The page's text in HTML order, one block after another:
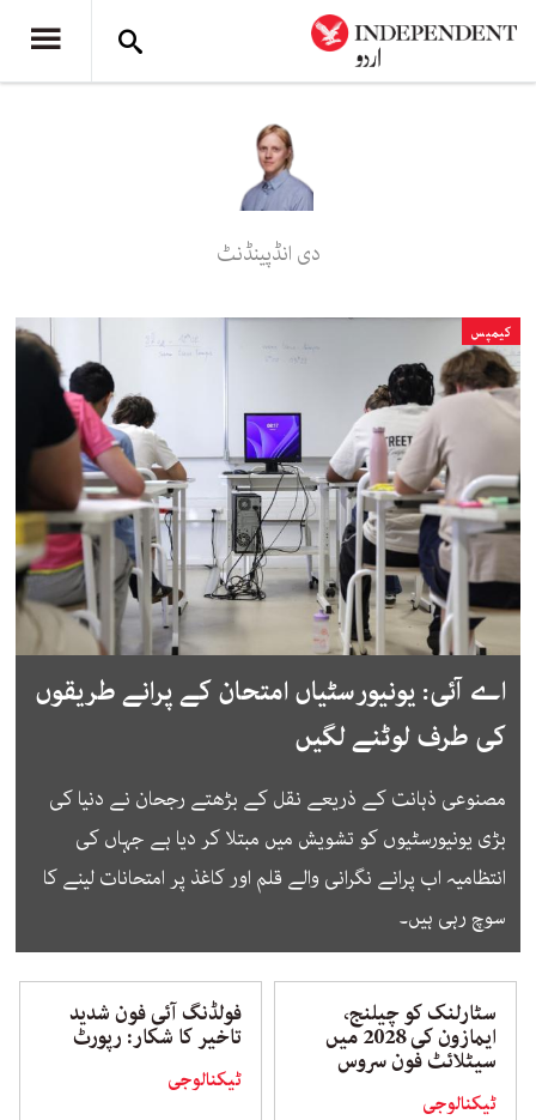
دی انڈپینڈنٹ
کیمپس
اے آئی: یونیورسٹیاں امتحان کے پرانے طریقوں
کی طرف لوٹنے لگیں
مصنوعی ذہانت کے ذریعے نقل کے بڑھتے رجحان نے دنیا کی
بڑی یونیورسٹیوں کو تشویش میں مبتلا کر دیا ہے جہاں کی
انتظامیہ اب پرانے نگرانی والے قلم اور کاغذ پر امتحانات لینے کا
سوچ رہی ہیں۔
سٹارلنک کو چیلنج،
ایمازون کی 2028 میں
سیٹلائٹ فون سروس
ٹیکنالوجی
فولڈنگ آئی فون شدید
تاخیر کا شکار: رپورٹ
ٹیکنالوجی